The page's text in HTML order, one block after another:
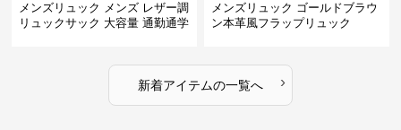
メンズリュック メンズ レザー調
リュックサック 大容量 通勤通学
メンズリュック ゴールドブラウ
ン本革風フラップリュック
新着アイテムの一覧へ ›